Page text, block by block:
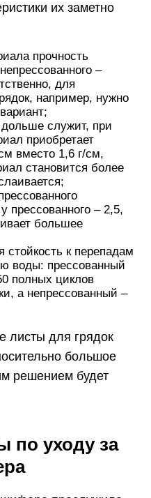
их заметно
прочность
–
для
например, нужно
служит, при
приобретает
вместо 1,6 г/см,
становится более
прессованного – 2,5,
большее
стойкость к перепадам
воды: прессованный
полных циклов
а непрессованный –
листы для грядок
большое
решением будет
по уходу за